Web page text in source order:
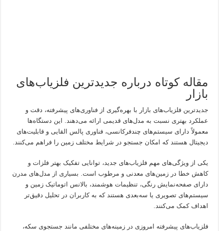
مقاله کوتاه درباره جدیدترین فلزیاب‌های
بازار
جدیدترین فلزیاب‌های بازار با بهره‌گیری از فناوری‌های پیشرفته، دقت و
عملکرد بهتری نسبت به مدل‌های قدیمی ارائه می‌دهند. این دستگاه‌ها
معمولاً دارای سیستم‌های چندفرکانسی، فناوری پالس القایی و قابلیت‌های
دیجیتال هستند که امکان جستجو در شرایط مختلف زمین را فراهم می‌کنند.
یکی از ویژگی‌های مهم فلزیاب‌های جدید، توانایی تفکیک بهتر فلزات و
کاهش خطا در زمین‌های معدنی و مرطوب است. بسیاری از مدل‌های مدرن
دارای صفحه‌نمایش رنگی، تنظیمات هوشمند، بالانس اتوماتیک زمین و
سیستم‌های تصویری یا سه‌بعدی هستند که به کاربران در تحلیل دقیق‌تر
اهداف کمک می‌کنند.
فلزیاب‌های پیشرفته امروزی در زمینه‌های مختلفی مانند جستجوی سکه،